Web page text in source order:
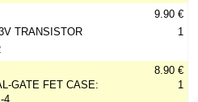
TRANSISTOR
9.90 €
1
GATE FET CASE:
4
8.90 €
1